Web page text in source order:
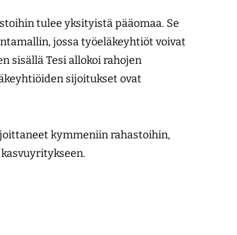
tulee yksityistä pääomaa. Se
jossa työeläkeyhtiöt voivat
sisällä Tesi allokoi rahojen
sijoitukset ovat
kymmeniin rahastoihin,